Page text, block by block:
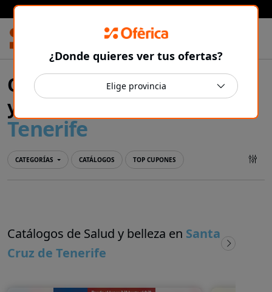
Prensa Ibérica
Ofertas y catálogos de Salud
y belleza en Santa Cruz de
Tenerife
CATEGORÍAS CATÁLOGOS TOP CUPONES
Catálogos de Salud y belleza en Santa
Cruz de Tenerife
¿Donde quieres ver tus ofertas?